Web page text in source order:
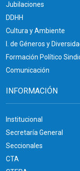
Jubilaciones
DDHH
Cultura y Ambiente
I. de Géneros y
Formación Político
Comunicación
INFORMACIÓN
Institucional
Secretaría General
Seccionales
CTA